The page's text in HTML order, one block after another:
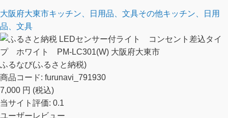
大阪府大東市キッチン、日用品、文具その他キッチン、日用
品、文具
ふるなび(ふるさと納税)
商品コード: furunavi_791930
7,000 円 (税込)
当サイト評価: 0.1
ユーザーレビュー